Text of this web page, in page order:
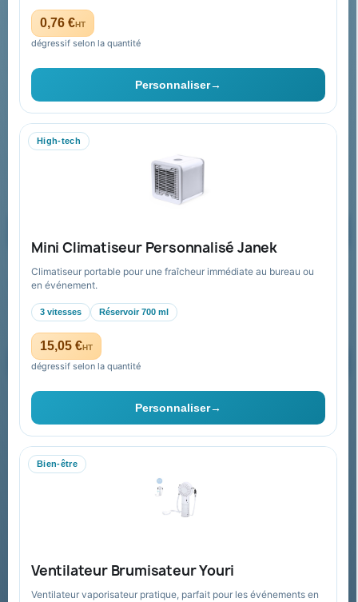
0,76 €HT
dégressif selon la quantité
Personnaliser→
High-tech
Mini Climatiseur Personnalisé Janek
Climatiseur portable pour une fraîcheur immédiate au bureau ou
en événement.
3 vitesses Réservoir 700 ml
15,05 €HT
dégressif selon la quantité
Personnaliser→
Bien-être
Ventilateur Brumisateur Youri
Ventilateur vaporisateur pratique, parfait pour les événements en
Plan du site
Contact & devis
06 09 53 17 41
WhatsApp
equipe@promenoch-goodies.com
Recevez nos offres spéciales
Vous pouvez vous désinscrire à tout moment. Vous trouverez pour
cela nos informations de contact dans les conditions d'utilisation du
site.
Collectivités & administrations
Devis, mandat administratif et facturation Chorus Pro